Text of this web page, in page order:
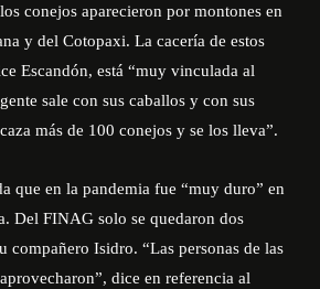
conejos aparecieron por montones en
y del Cotopaxi. La cacería de estos
Escandón, está “muy vinculada al
sale con sus caballos y con sus
más de 100 conejos y se los lleva”.
que en la pandemia fue “muy duro” en
Del FINAG solo se quedaron dos
compañero Isidro. “Las personas de las
dice en referencia al